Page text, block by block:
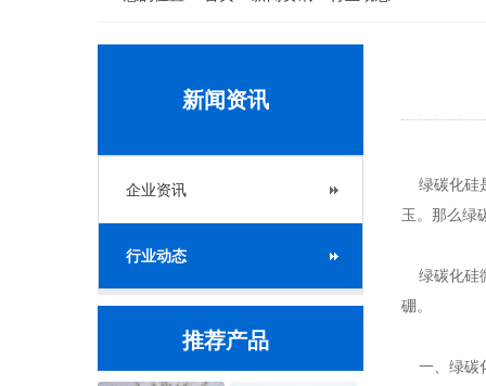
新闻资讯
企业资讯
行业动态
推荐产品
绿碳化硅
玉。那么绿
绿碳化硅
硼。
一、绿碳